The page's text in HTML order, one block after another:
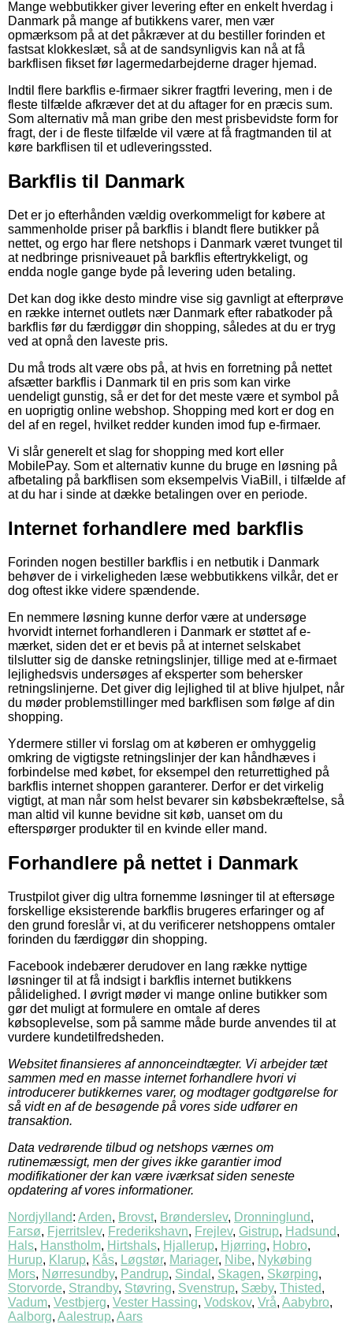
Mange webbutikker giver levering efter en enkelt hverdag i
Danmark på mange af butikkens varer, men vær
opmærksom på at det påkræver at du bestiller forinden et
fastsat klokkeslæt, så at de sandsynligvis kan nå at få
barkflisen fikset før lagermedarbejderne drager hjemad.
Indtil flere barkflis e-firmaer sikrer fragtfri levering, men i de
fleste tilfælde afkræver det at du aftager for en præcis sum.
Som alternativ må man gribe den mest prisbevidste form for
fragt, der i de fleste tilfælde vil være at få fragtmanden til at
køre barkflisen til et udleveringssted.
Barkflis til Danmark
Det er jo efterhånden vældig overkommeligt for købere at
sammenholde priser på barkflis i blandt flere butikker på
nettet, og ergo har flere netshops i Danmark været tvunget til
at nedbringe prisniveauet på barkflis eftertrykkeligt, og
endda nogle gange byde på levering uden betaling.
Det kan dog ikke desto mindre vise sig gavnligt at efterprøve
en række internet outlets nær Danmark efter rabatkoder på
barkflis før du færdiggør din shopping, således at du er tryg
ved at opnå den laveste pris.
Du må trods alt være obs på, at hvis en forretning på nettet
afsætter barkflis i Danmark til en pris som kan virke
uendeligt gunstig, så er det for det meste være et symbol på
en uoprigtig online webshop. Shopping med kort er dog en
del af en regel, hvilket redder kunden imod fup e-firmaer.
Vi slår generelt et slag for shopping med kort eller
MobilePay. Som et alternativ kunne du bruge en løsning på
afbetaling på barkflisen som eksempelvis ViaBill, i tilfælde af
at du har i sinde at dække betalingen over en periode.
Internet forhandlere med barkflis
Forinden nogen bestiller barkflis i en netbutik i Danmark
behøver de i virkeligheden læse webbutikkens vilkår, det er
dog oftest ikke videre spændende.
En nemmere løsning kunne derfor være at undersøge
hvorvidt internet forhandleren i Danmark er støttet af e-
mærket, siden det er et bevis på at internet selskabet
tilslutter sig de danske retningslinjer, tillige med at e-firmaet
lejlighedsvis undersøges af eksperter som behersker
retningslinjerne. Det giver dig lejlighed til at blive hjulpet, når
du møder problemstillinger med barkflisen som følge af din
shopping.
Ydermere stiller vi forslag om at køberen er omhyggelig
omkring de vigtigste retningslinjer der kan håndhæves i
forbindelse med købet, for eksempel den returrettighed på
barkflis internet shoppen garanterer. Derfor er det virkelig
vigtigt, at man når som helst bevarer sin købsbekræftelse, så
man altid vil kunne bevidne sit køb, uanset om du
efterspørger produkter til en kvinde eller mand.
Forhandlere på nettet i Danmark
Trustpilot giver dig ultra fornemme løsninger til at eftersøge
forskellige eksisterende barkflis brugeres erfaringer og af
den grund foreslår vi, at du verificerer netshoppens omtaler
forinden du færdiggør din shopping.
Facebook indebærer derudover en lang række nyttige
løsninger til at få indsigt i barkflis internet butikkens
pålidelighed. I øvrigt møder vi mange online butikker som
gør det muligt at formulere en omtale af deres
købsoplevelse, som på samme måde burde anvendes til at
vurdere kundetilfredsheden.
Websitet finansieres af annonceindtægter. Vi arbejder tæt
sammen med en masse internet forhandlere hvori vi
introducerer butikkernes varer, og modtager godtgørelse for
så vidt en af de besøgende på vores side udfører en
transaktion.
Data vedrørende tilbud og netshops værnes om
rutinemæssigt, men der gives ikke garantier imod
modifikationer der kan være iværksat siden seneste
opdatering af vores informationer.
Nordjylland: Arden, Brovst, Brønderslev, Dronninglund,
Farsø, Fjerritslev, Frederikshavn, Frejlev, Gistrup, Hadsund,
Hals, Hanstholm, Hirtshals, Hjallerup, Hjørring, Hobro,
Hurup, Klarup, Kås, Løgstør, Mariager, Nibe, Nykøbing
Mors, Nørresundby, Pandrup, Sindal , Skagen, Skørping,
Storvorde, Strandby, Støvring, Svenstrup, Sæby, Thisted,
Vadum, Vestbjerg, Vester Hassing, Vodskov, Vrå, Aabybro,
Aalborg, Aalestrup, Aars